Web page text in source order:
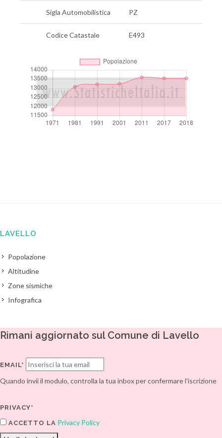
Sigla Automobilistica PZ
Codice Catastale E493
LAVELLO
Popolazione
Altitudine
Zone sismiche
Infografica
Rimani aggiornato sul Comune di Lavello
EMAIL*
Quando invii il modulo, controlla la tua inbox per confermare l'iscrizione
PRIVACY*
ACCETTO LA Privacy Policy